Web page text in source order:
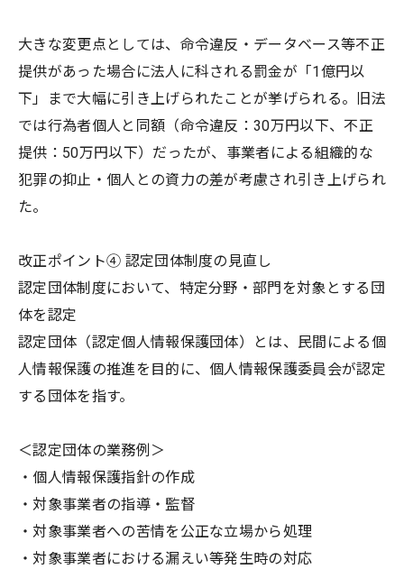
大きな変更点としては、命令違反・データベース等不正
提供があった場合に法人に科される罰金が「1億円以
下」まで大幅に引き上げられたことが挙げられる。旧法
では行為者個人と同額（命令違反：30万円以下、不正
提供：50万円以下）だったが、事業者による組織的な
犯罪の抑止・個人との資力の差が考慮され引き上げられ
た。
改正ポイント④ 認定団体制度の見直し
認定団体制度において、特定分野・部門を対象とする団
体を認定
認定団体（認定個人情報保護団体）とは、民間による個
人情報保護の推進を目的に、個人情報保護委員会が認定
する団体を指す。
＜認定団体の業務例＞
・個人情報保護指針の作成
・対象事業者の指導・監督
・対象事業者への苦情を公正な立場から処理
・対象事業者における漏えい等発生時の対応